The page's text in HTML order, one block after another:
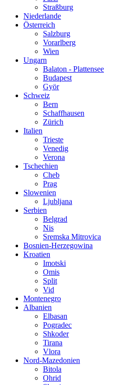
Straßburg
Niederlande
Österreich
Salzburg
Vorarlberg
Wien
Ungarn
Balaton - Plattensee
Budapest
Györ
Schweiz
Bern
Schaffhausen
Zürich
Italien
Trieste
Venedig
Verona
Tschechien
Cheb
Prag
Slowenien
Ljubljana
Serbien
Belgrad
Nis
Sremska Mitrovica
Bosnien-Herzegowina
Kroatien
Imotski
Omis
Split
Vid
Montenegro
Albanien
Elbasan
Pogradec
Shkoder
Tirana
Vlora
Nord-Mazedonien
Bitola
Ohrid